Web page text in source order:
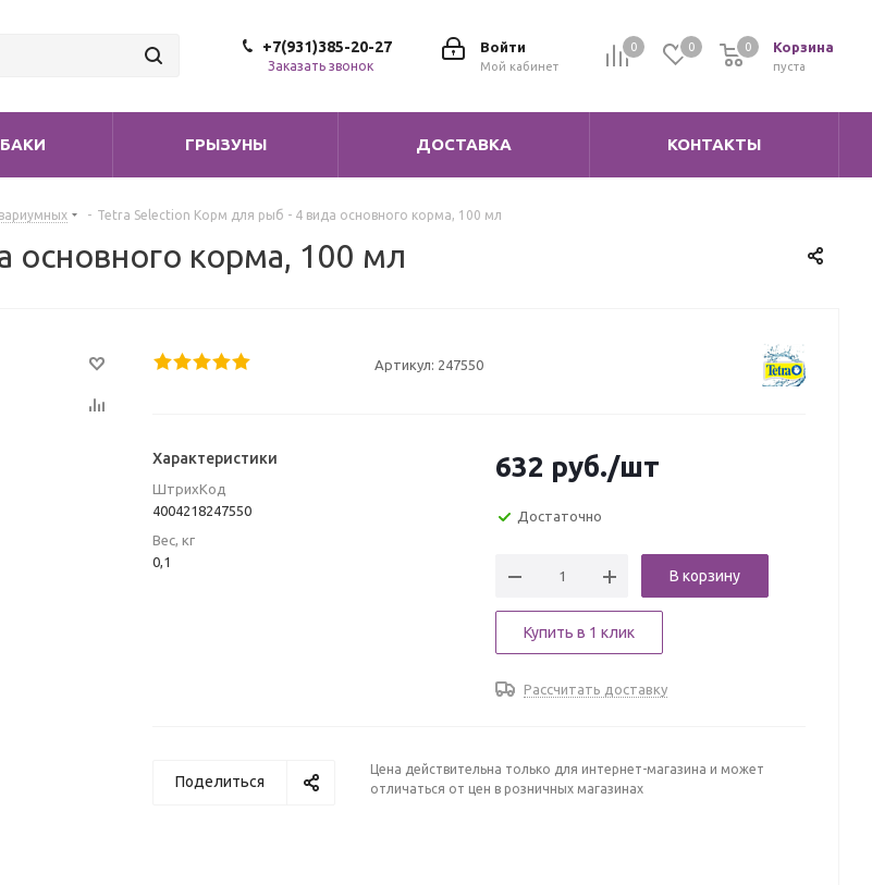
0 0 Корзина
0
пуста
0
Войти
Мой кабинет
+7(931)385-20-27
Заказать звонок
ГРЫЗУНЫ ДОСТАВКА КОНТАКТЫ
- Tetra Selection Корм для рыб - 4 вида основного корма, 100 мл
основного корма, 100 мл
Артикул: 247550
Характеристики
ШтрихКод
4004218247550
Вес, кг
0,1
632 руб./шт
Достаточно
В корзину
Купить в 1 клик
Рассчитать доставку
Поделиться
Цена действительна только для интернет-магазина и может
отличаться от цен в розничных магазинах